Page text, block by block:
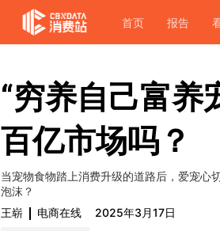
首页 报告
“穷养自己富养
百亿市场吗？
当宠物食物踏上消费升级的道路后，爱宠心
泡沫？
王崭
电商在线 2025年3月17日